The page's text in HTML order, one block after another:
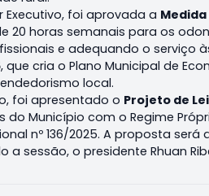
Executivo, foi aprovada a
20 horas semanais para os
e adequando o serviço
, que cria o Plano Municipal de
local.
foi apresentado o Projeto de
do Município com o Regime
nº 136/2025. A proposta
a sessão, o presidente Rhuan